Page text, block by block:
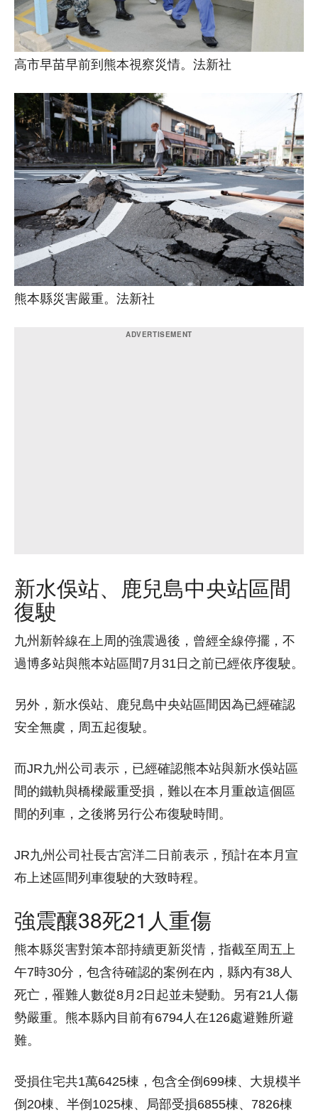
高市早苗早前到熊本視察災情。法新社
熊本縣災害嚴重。法新社
新水俁站、鹿兒島中央站區間
復駛
九州新幹線在上周的強震過後，曾經全線停擺，不
過博多站與熊本站區間7月31日之前已經依序復駛。
另外，新水俁站、鹿兒島中央站區間因為已經確認
安全無虞，周五起復駛。
而JR九州公司表示，已經確認熊本站與新水俁站區
間的鐵軌與橋樑嚴重受損，難以在本月重啟這個區
間的列車，之後將另行公布復駛時間。
JR九州公司社長古宮洋二日前表示，預計在本月宣
布上述區間列車復駛的大致時程。
強震釀38死21人重傷
熊本縣災害對策本部持續更新災情，指截至周五上
午7時30分，包含待確認的案例在內，縣內有38人
死亡，罹難人數從8月2日起並未變動。另有21人傷
勢嚴重。熊本縣內目前有6794人在126處避難所避
難。
受損住宅共1萬6425棟，包含全倒699棟、大規模半
倒20棟、半倒1025棟、局部受損6855棟、7826棟